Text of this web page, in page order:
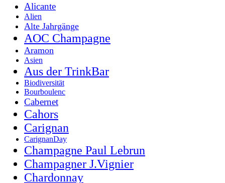
Alicante
Alien
Alte Jahrgänge
AOC Champagne
Aramon
Asien
Aus der TrinkBar
Biodiversität
Bourboulenc
Cabernet
Cahors
Carignan
CarignanDay
Champagne Paul Lebrun
Champagner J.Vignier
Chardonnay